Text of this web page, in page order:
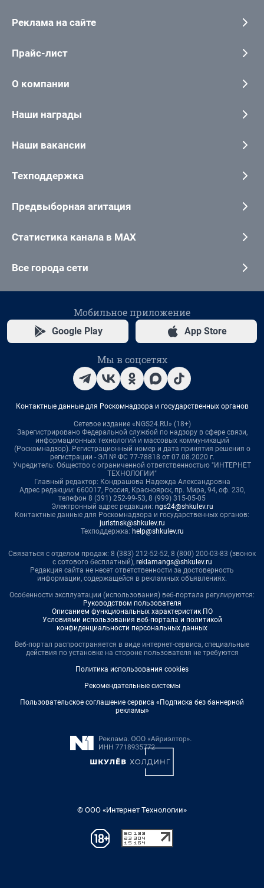
Реклама на сайте
Прайс-лист
О компании
Наши награды
Наши вакансии
Техподдержка
Предвыборная агитация
Статистика канала в MAX
Все города сети
Мобильное приложение
Google Play App Store
Мы в соцсетях
Контактные данные для Роскомнадзора и государственных органов
Сетевое издание «NGS24.RU» (18+)
Зарегистрировано Федеральной службой по надзору в сфере связи,
информационных технологий и массовых коммуникаций
(Роскомнадзор). Регистрационный номер и дата принятия решения о
регистрации - ЭЛ № ФС 77-78818 от 07.08.2020 г.
Учредитель: Общество с ограниченной ответственностью "ИНТЕРНЕТ
ТЕХНОЛОГИИ"
Главный редактор: Кондрашова Надежда Александровна
Адрес редакции: 660017, Россия, Красноярск, пр. Мира, 94, оф. 230,
телефон 8 (391) 252-99-53, 8 (999) 315-05-05
Электронный адрес редакции: ngs24@shkulev.ru
Контактные данные для Роскомнадзора и государственных органов:
juristnsk@shkulev.ru
Техподдержка: help@shkulev.ru
Связаться с отделом продаж: 8 (383) 212-52-52, 8 (800) 200-03-83 (звонок
с сотового бесплатный), reklamangs@shkulev.ru
Редакция сайта не несет ответственности за достоверность
информации, содержащейся в рекламных объявлениях.
Особенности эксплуатации (использования) веб-портала регулируются:
Руководством пользователя
Описанием функциональных характеристик ПО
Условиями использования веб-портала и политикой
конфиденциальности персональных данных
Веб-портал распространяется в виде интернет-сервиса, специальные
действия по установке на стороне пользователя не требуются
Политика использования cookies
Рекомендательные системы
Пользовательское соглашение сервиса «Подписка без баннерной
рекламы»
© ООО «Интернет Технологии»